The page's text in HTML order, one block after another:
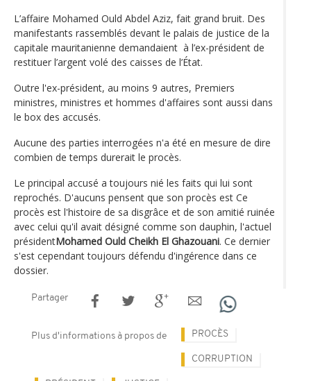
L’affaire Mohamed Ould Abdel Aziz, fait grand bruit. Des
manifestants rassemblés devant le palais de justice de la
capitale mauritanienne demandaient à l’ex-président de
restituer l’argent volé des caisses de l’État.
Outre l'ex-président, au moins 9 autres, Premiers
ministres, ministres et hommes d'affaires sont aussi dans
le box des accusés.
Aucune des parties interrogées n'a été en mesure de dire
combien de temps durerait le procès.
Le principal accusé a toujours nié les faits qui lui sont
reprochés. D'aucuns pensent que son procès est Ce
procès est l'histoire de sa disgrâce et de son amitié ruinée
avec celui qu'il avait désigné comme son dauphin, l'actuel
présidentMohamed Ould Cheikh El Ghazouani. Ce dernier
s'est cependant toujours défendu d'ingérence dans ce
dossier.
Partager
Plus d'informations à propos de PROCÈS
CORRUPTION